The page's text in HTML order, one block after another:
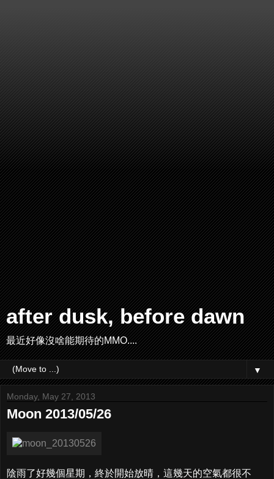
after dusk, before dawn
最近好像沒啥能期待的MMO....
▼
Monday, May 27, 2013
Moon 2013/05/26
陰雨了好幾個星期，終於開始放晴，這幾天的空氣都很不